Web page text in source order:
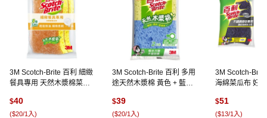
3M Scotch-Brite 百利 細緻
餐具專用 天然木漿棉菜瓜
$40
($20/1入)
3M Scotch-Brite 百利 多用
途天然木漿棉 黃色 + 藍色,
$39
($20/1入)
3M Scotch-
海綿菜瓜布 好
$51
($13/1入)